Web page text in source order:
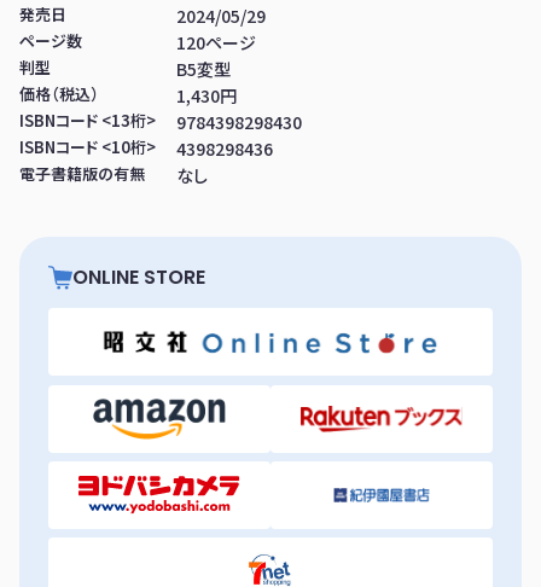
発売日 2024/05/29
ページ数 120ページ
判型 B5変型
価格（税込） 1,430円
ISBNコード <13桁> 9784398298430
ISBNコード <10桁> 4398298436
電子書籍版の有無 なし
ONLINE STORE